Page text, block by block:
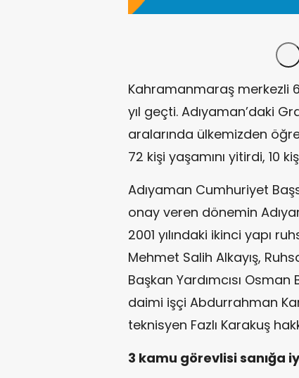
Kahramanmaraş merkezli
yıl geçti. Adıyaman’daki
aralarında ülkemizden
72 kişi yaşamını yitirdi, 10
Adıyaman Cumhuriyet
onay veren dönemin
2001 yılındaki ikinci yapı
Mehmet Salih Alkayış,
Başkan Yardımcısı
daimi işçi Abdurrahman
teknisyen Fazlı Karakuş
3 kamu görevlisi sanığa